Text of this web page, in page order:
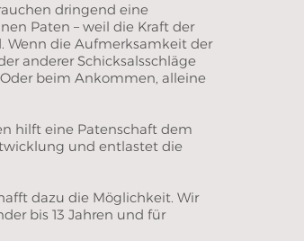
dringend eine
Paten – weil die Kraft der
Wenn die Aufmerksamkeit der
anderer Schicksalsschläge
beim Ankommen, alleine
hilft eine Patenschaft dem
und entlastet die
dazu die Möglichkeit. Wir
bis 13 Jahren und für